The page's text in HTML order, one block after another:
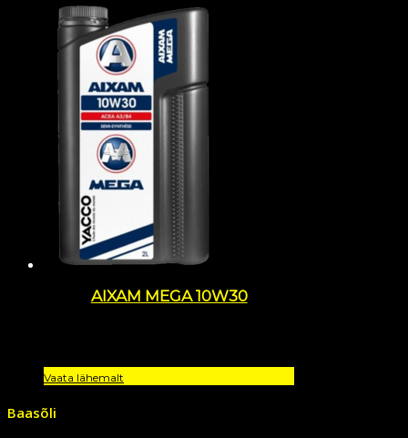
AIXAM MEGA 10W30
Vaata lähemalt
Baasõli